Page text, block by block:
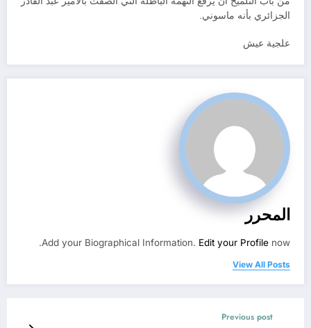
الجزائري بأنه ماسوني.
علجية عيش
المحرر
Add your Biographical Information. Edit your Profile now.
View All Posts
Previous post